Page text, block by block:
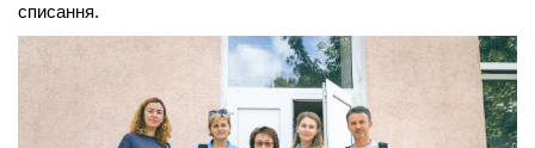
списання.